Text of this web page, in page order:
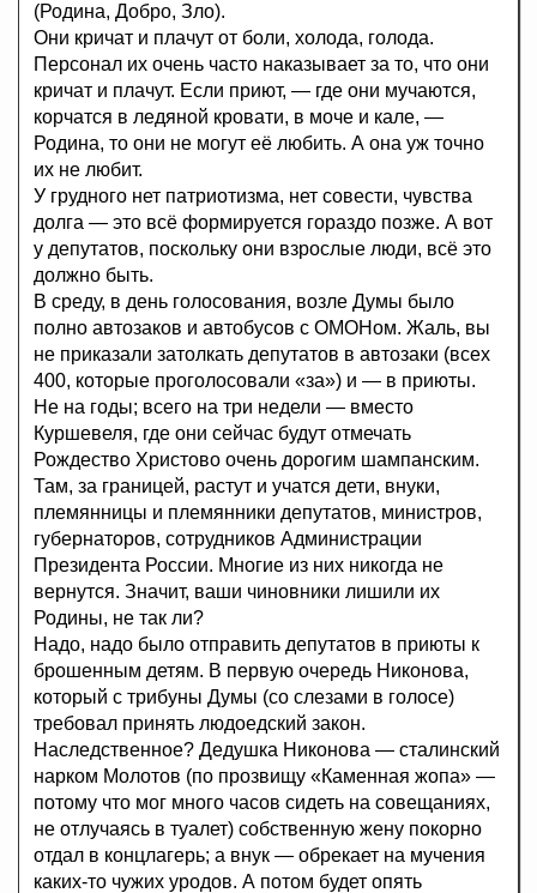
(Родина, Добро, Зло).
Они кричат и плачут от боли, холода, голода.
Персонал их очень часто наказывает за то, что они
кричат и плачут. Если приют, — где они мучаются,
корчатся в ледяной кровати, в моче и кале, —
Родина, то они не могут её любить. А она уж точно
их не любит.
У грудного нет патриотизма, нет совести, чувства
долга — это всё формируется гораздо позже. А вот
у депутатов, поскольку они взрослые люди, всё это
должно быть.
В среду, в день голосования, возле Думы было
полно автозаков и автобусов с ОМОНом. Жаль, вы
не приказали затолкать депутатов в автозаки (всех
400, которые проголосовали «за») и — в приюты.
Не на годы; всего на три недели — вместо
Куршевеля, где они сейчас будут отмечать
Рождество Христово очень дорогим шампанским.
Там, за границей, растут и учатся дети, внуки,
племянницы и племянники депутатов, министров,
губернаторов, сотрудников Администрации
Президента России. Многие из них никогда не
вернутся. Значит, ваши чиновники лишили их
Родины, не так ли?
Надо, надо было отправить депутатов в приюты к
брошенным детям. В первую очередь Никонова,
который с трибуны Думы (со слезами в голосе)
требовал принять людоедский закон.
Наследственное? Дедушка Никонова — сталинский
нарком Молотов (по прозвищу «Каменная жопа» —
потому что мог много часов сидеть на совещаниях,
не отлучаясь в туалет) собственную жену покорно
отдал в концлагерь; а внук — обрекает на мучения
каких-то чужих уродов. А потом будет опять